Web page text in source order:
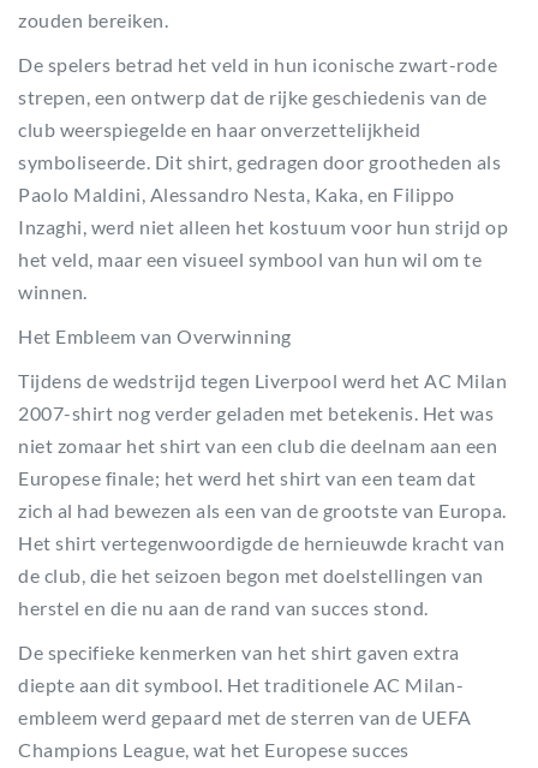
zouden bereiken.
De spelers betrad het veld in hun iconische zwart-rode
strepen, een ontwerp dat de rijke geschiedenis van de
club weerspiegelde en haar onverzettelijkheid
symboliseerde. Dit shirt, gedragen door grootheden als
Paolo Maldini, Alessandro Nesta, Kaka, en Filippo
Inzaghi, werd niet alleen het kostuum voor hun strijd op
het veld, maar een visueel symbool van hun wil om te
winnen.
Het Embleem van Overwinning
Tijdens de wedstrijd tegen Liverpool werd het AC Milan
2007-shirt nog verder geladen met betekenis. Het was
niet zomaar het shirt van een club die deelnam aan een
Europese finale; het werd het shirt van een team dat
zich al had bewezen als een van de grootste van Europa.
Het shirt vertegenwoordigde de hernieuwde kracht van
de club, die het seizoen begon met doelstellingen van
herstel en die nu aan de rand van succes stond.
De specifieke kenmerken van het shirt gaven extra
diepte aan dit symbool. Het traditionele AC Milan-
embleem werd gepaard met de sterren van de UEFA
Champions League, wat het Europese succes